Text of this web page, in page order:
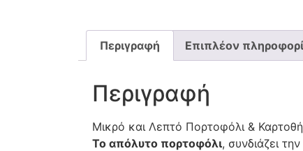
Περιγραφή Επιπλέον
Περιγραφή
Μικρό και Λεπτό Πορτοφόλι &
Το απόλυτο πορτοφόλι, συνδιάζει